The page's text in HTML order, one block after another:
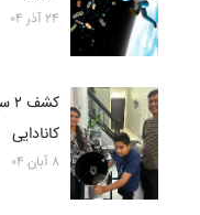
۲۴ آذر ۰۴
کانادایی
۸ آبان ۰۴